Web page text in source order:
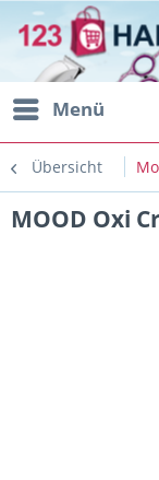
Menü
Übersicht
MOOD Oxi